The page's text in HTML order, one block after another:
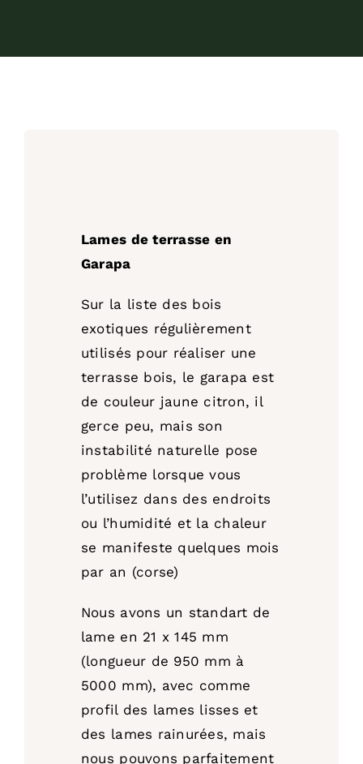
Lames de terrasse en
Garapa
Sur la liste des bois
exotiques régulièrement
utilisés pour réaliser une
terrasse bois, le garapa est
de couleur jaune citron, il
gerce peu, mais son
instabilité naturelle pose
problème lorsque vous
l’utilisez dans des endroits
ou l’humidité et la chaleur
se manifeste quelques mois
par an (corse)
Nous avons un standart de
lame en 21 x 145 mm
(longueur de 950 mm à
5000 mm), avec comme
profil des lames lisses et
des lames rainurées, mais
nous pouvons parfaitement